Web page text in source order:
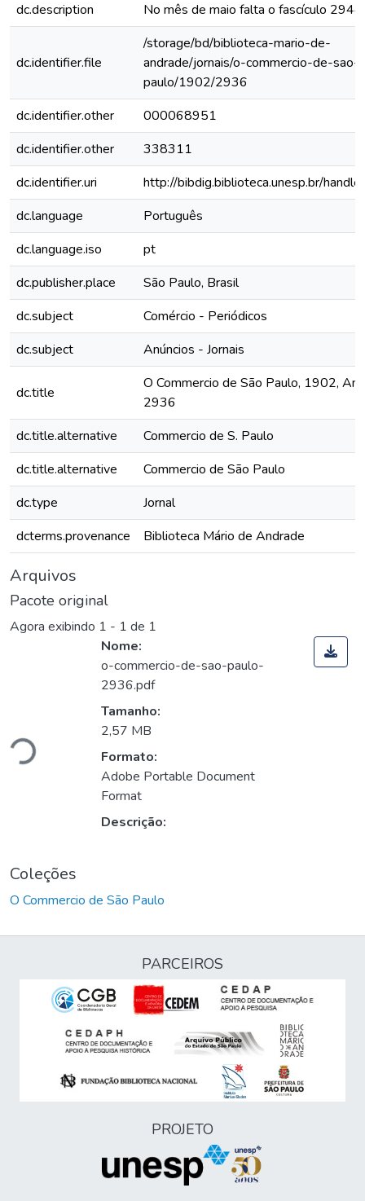
dc.description
No mês de maio falta o fascículo 2944
dc.identifier.file
/storage/bd/biblioteca-mario-de-
andrade/jornais/o-commercio-de-sao-
paulo/1902/2936
dc.identifier.other
000068951
dc.identifier.other
338311
dc.identifier.uri
http://bibdig.biblioteca.unesp.br/
dc.language
Português
dc.language.iso
pt
dc.publisher.place
São Paulo, Brasil
dc.subject
Comércio - Periódicos
dc.subject
Anúncios - Jornais
dc.title
O Commercio de São Paulo, 1902,
2936
dc.title.alternative
Commercio de S. Paulo
dc.title.alternative
Commercio de São Paulo
dc.type
Jornal
dcterms.provenance
Biblioteca Mário de Andrade
Arquivos
Pacote original
Agora exibindo 1 - 1 de 1
Nome:
o-commercio-de-sao-paulo-
2936.pdf
Tamanho:
2,57 MB
Formato:
Adobe Portable Document
Format
Descrição:
Coleções
O Commercio de São Paulo
PARCEIROS
PROJETO